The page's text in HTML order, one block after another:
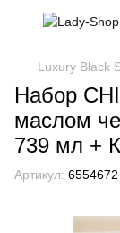
Luxury Black
Набор
маслом
739 мл +
Артикул: 6554672